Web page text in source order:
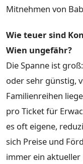
Mitnehmen von
Wie teuer sind
Wien ungefähr?
Die Spanne ist
oder sehr günstig,
Familienreihen
pro Ticket für
es oft eigene,
sich Preise und
immer ein aktueller